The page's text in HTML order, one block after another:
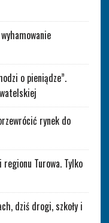
o pieniądze”.
rynek do
Turowa. Tylko
dziś drogi, szkoły i